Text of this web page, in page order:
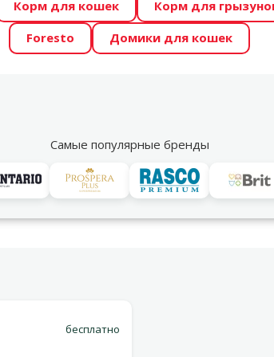
Zoo предлагает отличные цены на
“GADA ŪSAIŅI”! Возможно Твой питомец
Корм для кошек Корм для
Foresto
Домики для кошек
Самые популярные бренды
Акции
Варианты доставки
бесплатно